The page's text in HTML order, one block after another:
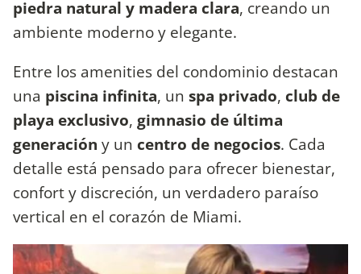
piedra natural y madera clara, creando un
ambiente moderno y elegante.
Entre los amenities del condominio destacan
una piscina infinita, un spa privado, club de
playa exclusivo, gimnasio de última
generación y un centro de negocios. Cada
detalle está pensado para ofrecer bienestar,
confort y discreción, un verdadero paraíso
vertical en el corazón de Miami.